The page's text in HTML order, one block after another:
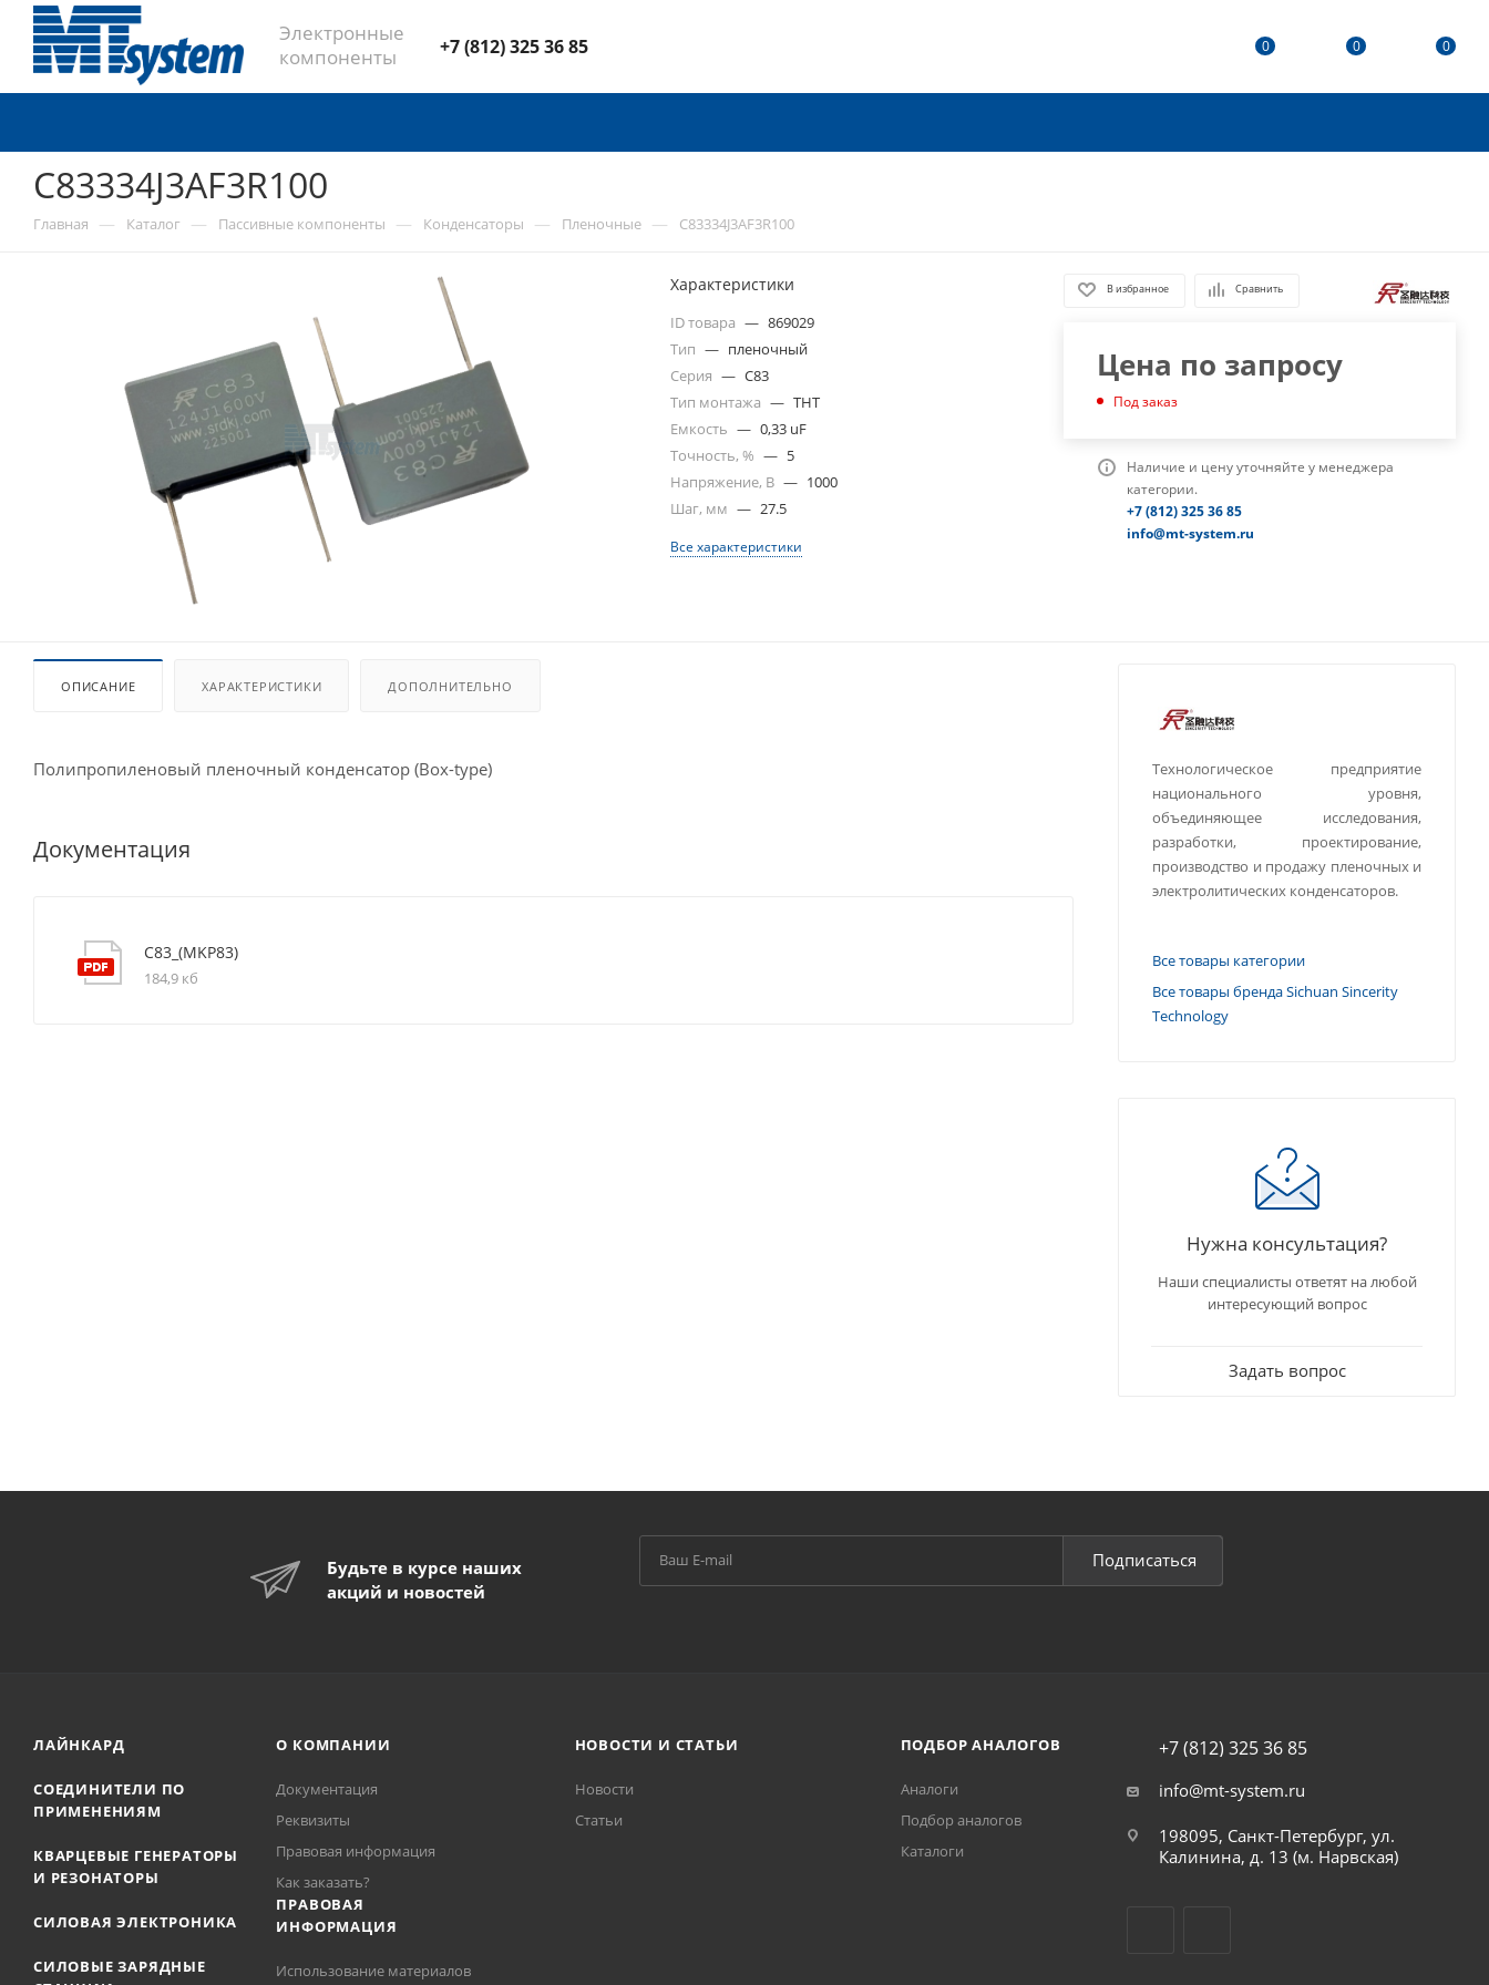
Электронные
компоненты
+7 (812) 325 36 85 0 0 0
C83334J3AF3R100
Главная — Каталог — Пассивные компоненты — Конденсаторы — Пленочные — C83334J3AF3R100
Характеристики
ID товара — 869029
Тип — пленочный
Серия — C83
Тип монтажа — THT
Емкость — 0,33 uF
Точность, % — 5
Напряжение, В — 1000
Шаг, мм — 27.5
Все характеристики
В избранное Сравнить
Цена по запросу
Под заказ
Наличие и цену уточняйте у менеджера
категории.
+7 (812) 325 36 85
info@mt-system.ru
ОПИСАНИЕ ХАРАКТЕРИСТИКИ ДОПОЛНИТЕЛЬНО
Полипропиленовый пленочный конденсатор (Box-type)
Документация
C83_(MKP83)
184,9 кб
Технологическое предприятие
национального уровня,
объединяющее исследования,
разработки, проектирование,
производство и продажу пленочных и
электролитических конденсаторов.
Все товары категории
Все товары бренда Sichuan Sincerity
Technology
Нужна консультация?
Наши специалисты ответят на любой
интересующий вопрос
Задать вопрос
Будьте в курсе наших
акций и новостей
Подписаться
ЛАЙНКАРД
СОЕДИНИТЕЛИ ПО
ПРИМЕНЕНИЯМ
КВАРЦЕВЫЕ ГЕНЕРАТОРЫ
И РЕЗОНАТОРЫ
СИЛОВАЯ ЭЛЕКТРОНИКА
СИЛОВЫЕ ЗАРЯДНЫЕ
О КОМПАНИИ
Документация
Реквизиты
Правовая информация
Как заказать?
ПРАВОВАЯ
ИНФОРМАЦИЯ
Использование материалов
НОВОСТИ И СТАТЬИ
Новости
Статьи
ПОДБОР АНАЛОГОВ
Аналоги
Подбор аналогов
Каталоги
+7 (812) 325 36 85
info@mt-system.ru
198095, Санкт-Петербург, ул.
Калинина, д. 13 (м. Нарвская)